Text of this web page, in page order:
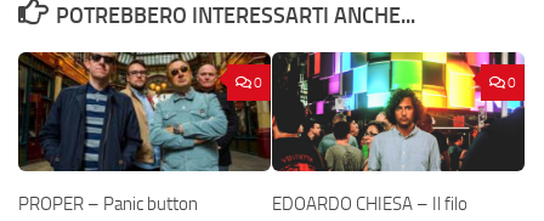
POTREBBERO INTERESSARTI ANCHE...
0
PROPER – Panic button
0
EDOARDO CHIESA – Il filo